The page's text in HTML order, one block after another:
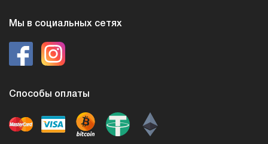
Мы в социальных сетях
Способы оплаты